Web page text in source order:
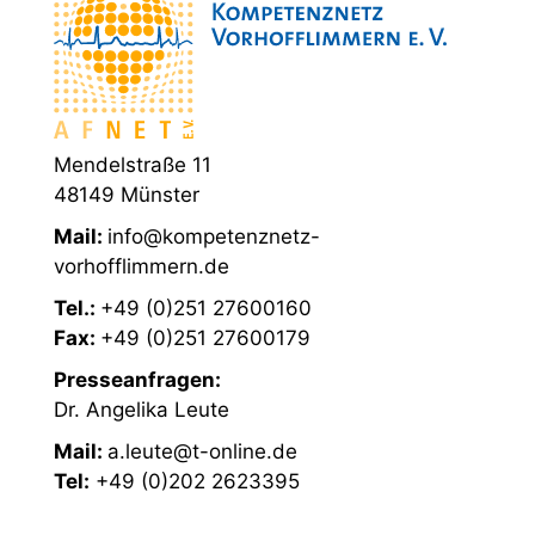
Mendelstraße 11
48149 Münster
Mail: info@kompetenznetz-
vorhofflimmern.de
Tel.: +49 (0)251 27600160
Fax: +49 (0)251 27600179
Presseanfragen:
Dr. Angelika Leute
Mail: a.leute@t-online.de
Tel: +49 (0)202 2623395